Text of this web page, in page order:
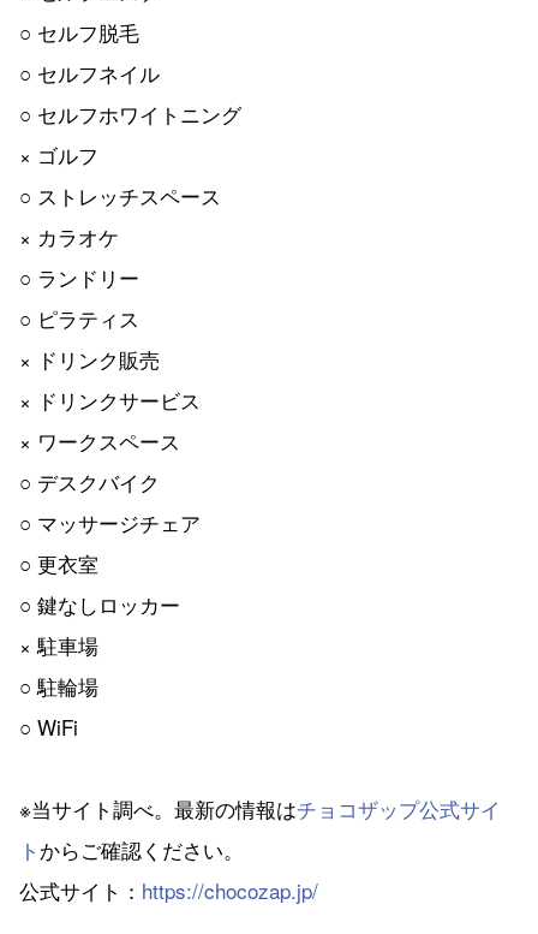
○ セルフ脱毛
○ セルフネイル
○ セルフホワイトニング
× ゴルフ
○ ストレッチスペース
× カラオケ
○ ランドリー
○ ピラティス
× ドリンク販売
× ドリンクサービス
× ワークスペース
○ デスクバイク
○ マッサージチェア
○ 更衣室
○ 鍵なしロッカー
× 駐車場
○ 駐輪場
○ WiFi
※当サイト調べ。最新の情報はチョコザップ公式サイ
ト からご確認ください。
公式サイト： https://chocozap.jp/